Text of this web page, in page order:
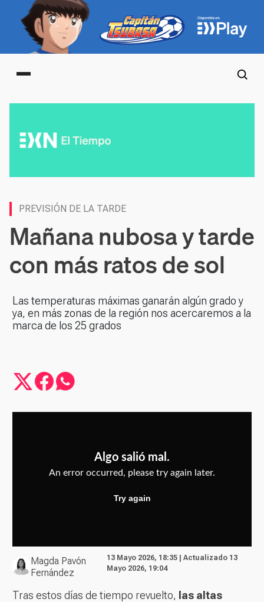
Main menu
PREVISIÓN DE LA TARDE
Mañana nubosa y tarde
con más ratos de sol
Las temperaturas máximas ganarán algún grado y
ya, en más zonas de la región nos acercaremos a la
marca de los 25 grados
Magda Pavón
Fernández
13 Mayo 2026, 18:35 | Actualizado 13
Mayo 2026, 19:04
Tras estos días de tiempo revuelto, las altas